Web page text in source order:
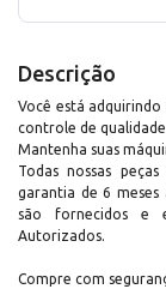
Descrição
Você está
controle de
Mantenha suas
Todas nossas
garantia de 6 meses
são fornecidos e
Autorizados.
Compre com